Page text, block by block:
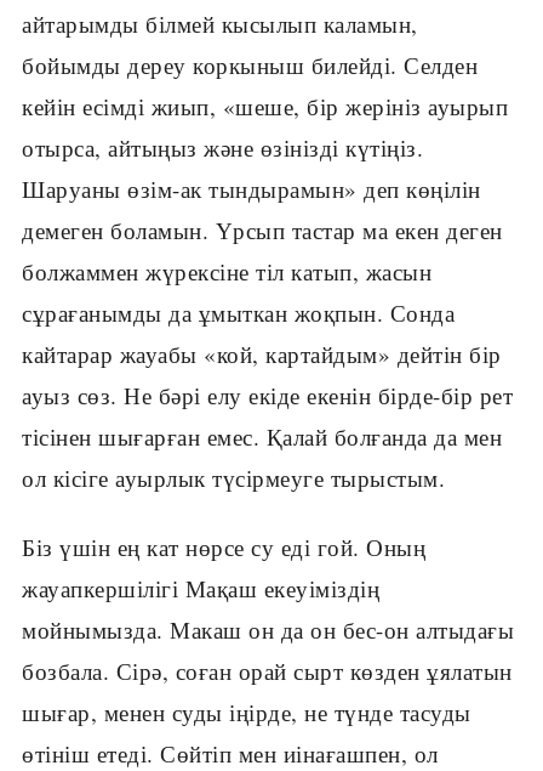
айтарымды білмей кысылып каламын,
бойымды дереу коркыныш билейді. Селден
кейін есімді жиып, «шеше, бір жерініз ауырып
отырса, айтыңыз және өзінізді күтіңіз.
Шаруаны өзім-ак тындырамын» деп көңілін
демеген боламын. Үрсып тастар ма екен деген
болжаммен жүрексіне тіл катып, жасын
сұрағанымды да ұмыткан жоқпын. Сонда
кайтарар жауабы «кой, картайдым» дейтін бір
ауыз сөз. Не бәрі елу екіде екенін бірде-бір рет
тісінен шығарған емес. Қалай болғанда да мен
ол кісіге ауырлык түсірмеуге тырыстым.
Біз үшін ең кат нөрсе су еді гой. Оның
жауапкершілігі Мақаш екеуіміздің
мойнымызда. Макаш он да он бес-он алтыдағы
бозбала. Сірә, соған орай сырт көзден ұялатын
шығар, менен суды іңірде, не түнде тасуды
өтініш етеді. Сөйтіп мен иінағашпен, ол